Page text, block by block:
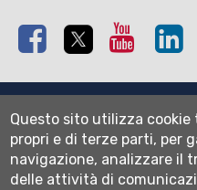
Facebook Twitter
Mappa del sito
Normativa cookie
Informativa privacy
Cookie settings
Questo sito utilizza cookie
propri e di terze parti, per
navigazione, analizzare il
delle attività di